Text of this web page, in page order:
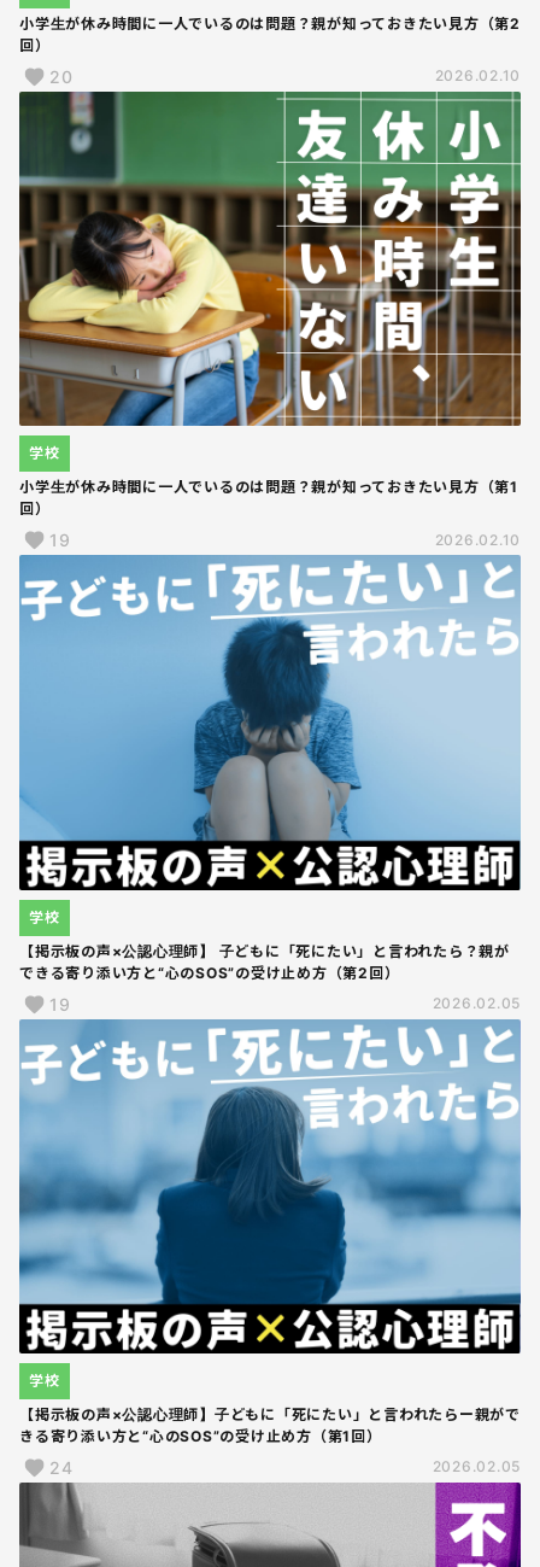
小学生が休み時間に一人でいるのは問題？親が知っておきたい見方（第2
回）
20 2026.02.10
小学生が休み時間に一人でいるのは問題？親が知っておきたい見方（第1
回）
学校
19 2026.02.10
【掲示板の声×公認心理師】 子どもに「死にたい」と言われたら？親が
できる寄り添い方と“心のSOS”の受け止め方（第2回）
学校
19 2026.02.05
【掲示板の声×公認心理師】子どもに「死にたい」と言われたらー親がで
きる寄り添い方と“心のSOS”の受け止め方（第1回）
学校
24 2026.02.05